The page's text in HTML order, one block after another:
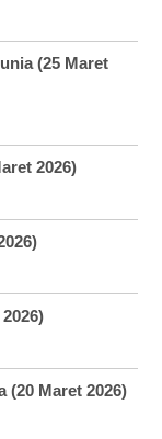
(25 Maret
2026)
(20 Maret 2026)